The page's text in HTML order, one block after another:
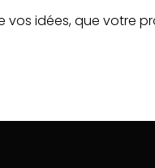
idées, que votre